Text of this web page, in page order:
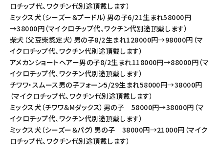
ロチップ代、ワクチン代別途頂戴します）
ミックス犬（シーズー＆プードル）男の子6/21生まれ58000円
→38000円（マイクロチップ代、ワクチン代別途頂戴します）
柴犬（父豆柴認定犬）男の子8/2生まれ128000円→98000円（マ
イクロチップ代、ワクチン代別途頂戴します）
アメカンショートヘアー男の子8/2生まれ118000円→88000円（マ
イクロチップ代、ワクチン代別途頂戴します）
チワワ・スムース男の子フォーン5/29生まれ58000円→38000円
（マイクロチップ代、ワクチン代別途頂戴します）
ミックス犬（チワワ＆Mダックス）男の子 58000円→38000円（マ
イクロチップ代、ワクチン代別途頂戴します）
ミックス犬（シーズー＆パグ）男の子 38000円→21000円（マイク
ロチップ代、ワクチン代別途頂戴します）